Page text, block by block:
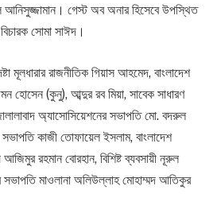
আনিসুজ্জামান। গেস্ট অব অনার হিসেবে উপস্থিত
সোমা সাঈদ।
মূলধারার রাজনীতিক গিয়াস আহমেদ, বাংলাদেশ
হোসেন (কুনু), আব্দুর রব মিয়া, সাবেক সাধারণ
অ্যাসোসিয়েশনের সভাপতি মো. বদরুল
সভাপতি কাজী তোফায়েল ইসলাম, বাংলাদেশ
আজিমুর রহমান বোরহান, বিশিষ্ট ব্যবসায়ী নূরুল
সভাপতি মাওলানা অলিউল্লাহ মোহাম্মদ আতিকুর